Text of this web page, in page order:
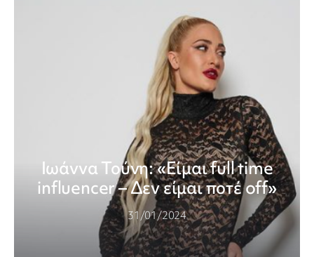
Ιωάννα Τούνη: «Είμαι full time
influencer – Δεν είμαι ποτέ off»
31/01/2024